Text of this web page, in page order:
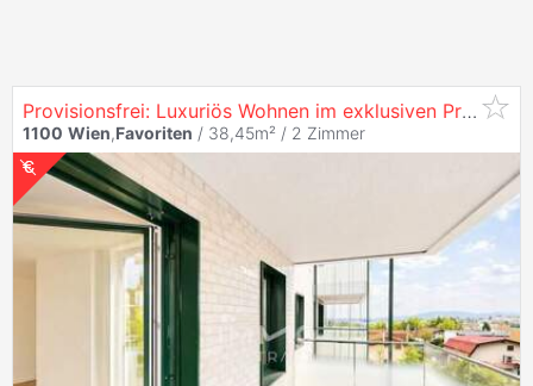
Provisionsfrei: Luxuriös Wohnen im exklusiven Prachtgarten -
1100 Wien,Favoriten / 38,45m² / 2 Zimmer